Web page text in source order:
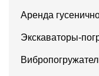
Аренда
Экскаваторы-